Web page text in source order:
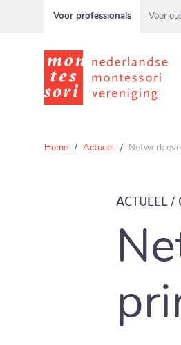
Home Actueel Netwerk
ACTUEEL /
Voor professionals Voor